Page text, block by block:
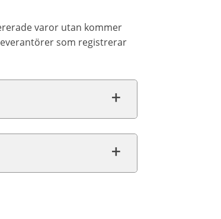
varor utan kommer
som registrerar